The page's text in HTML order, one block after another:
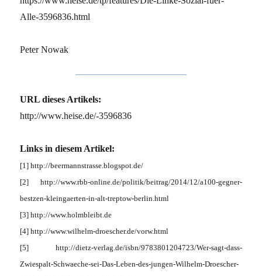
Alle-3596836.html
Peter Nowak
URL dieses Artikels:
http://www.heise.de/-3596836
Links in diesem Artikel:
[1] http://beermannstrasse.blogspot.de/
[2] http://www.rbb-online.de/politik/beitrag/2014/12/a100-gegner-
bestzen-kleingaerten-in-alt-treptow-berlin.html
[3] http://www.holmbleibt.de
[4] http://www.wilhelm-droescher.de/vorw.html
[5] http://dietz-verlag.de/isbn/9783801204723/Wer-sagt-dass-
Zwiespalt-Schwaeche-sei-Das-Leben-des-jungen-Wilhelm-Droescher-